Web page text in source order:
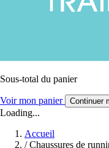
Sous-total du panier
Voir mon panier Continuer
Loading...
Accueil
/ Chaussures de